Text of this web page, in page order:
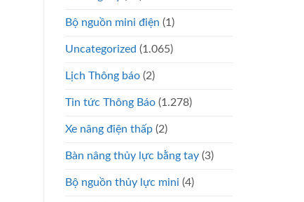
Bộ nguồn mini điện (1)
Uncategorized (1.065)
Lịch Thông báo (2)
Tin tức Thông Báo (1.278)
Xe nâng điện thấp (2)
Bàn nâng thủy lực bằng tay (3)
Bộ nguồn thủy lực mini (4)